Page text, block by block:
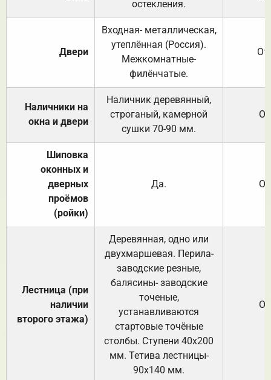
остекления.
Двери
Входная- металлическая,
утеплённая (Россия).
Межкомнатные-
филёнчатые.
Наличники на
окна и двери
Наличник деревянный,
строганый, камерной
сушки 70-90 мм.
Шиповка
оконных и
дверных
проёмов
(ройки)
Да.
Лестница (при
наличии
второго этажа)
Деревянная, одно или
двухмаршевая. Перила-
заводские резные,
балясины- заводские
точеные,
устанавливаются
стартовые точёные
столбы. Ступени 40х200
мм. Тетива лестницы-
90х140 мм.